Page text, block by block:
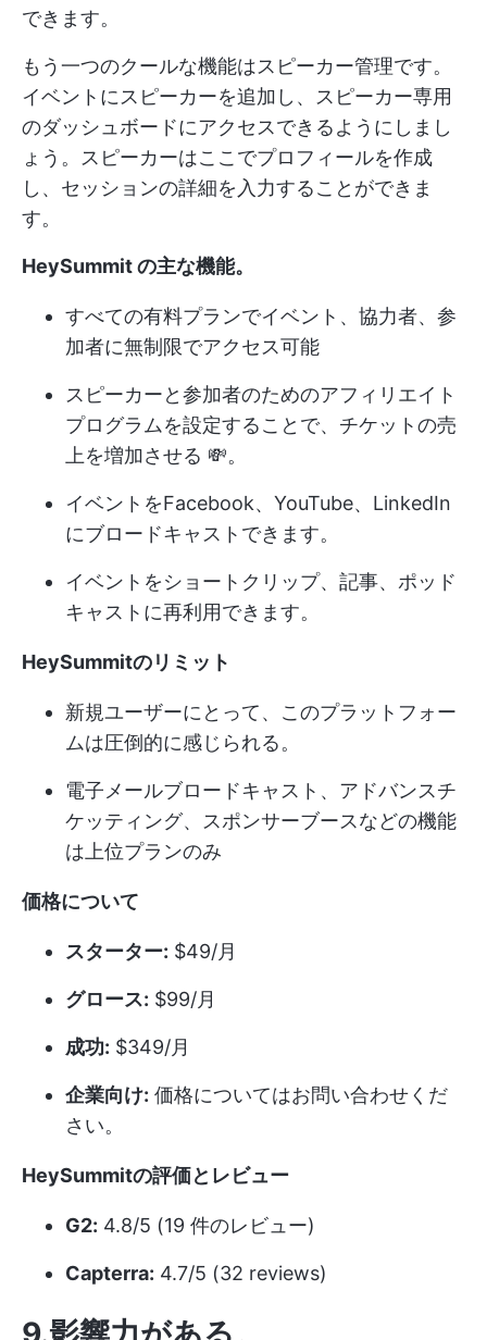
できます。
もう一つのクールな機能はスピーカー管理です。
イベントにスピーカーを追加し、スピーカー専用
のダッシュボードにアクセスできるようにしまし
ょう。スピーカーはここでプロフィールを作成
し、セッションの詳細を入力することができま
す。
HeySummit の主な機能。
すべての有料プランでイベント、協力者、参
加者に無制限でアクセス可能
スピーカーと参加者のためのアフィリエイト
プログラムを設定することで、チケットの売
上を増加させる 💸。
イベントをFacebook、YouTube、LinkedIn
にブロードキャストできます。
イベントをショートクリップ、記事、ポッド
キャストに再利用できます。
HeySummitのリミット
新規ユーザーにとって、このプラットフォー
ムは圧倒的に感じられる。
電子メールブロードキャスト、アドバンスチ
ケッティング、スポンサーブースなどの機能
は上位プランのみ
価格について
スターター: $49/月
グロース: $99/月
成功: $349/月
企業向け: 価格についてはお問い合わせくだ
さい。
HeySummitの評価とレビュー
G2: 4.8/5 (19 件のレビュー)
Capterra: 4.7/5 (32 reviews)